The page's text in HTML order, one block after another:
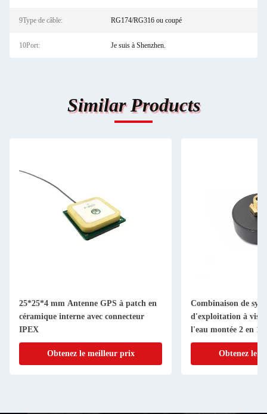
9Type de câble: RG174/RG316 ou coupé
10Port: Je suis à Shenzhen.
Similar Products
25*25*4 mm Antenne GPS à patch en
céramique interne avec connecteur
IPEX
Obtenez le meilleur prix
Combinaison de
d'exploitation à vis
l'eau montée 2 en 1
GSM WIFI 4G
Obtenez le